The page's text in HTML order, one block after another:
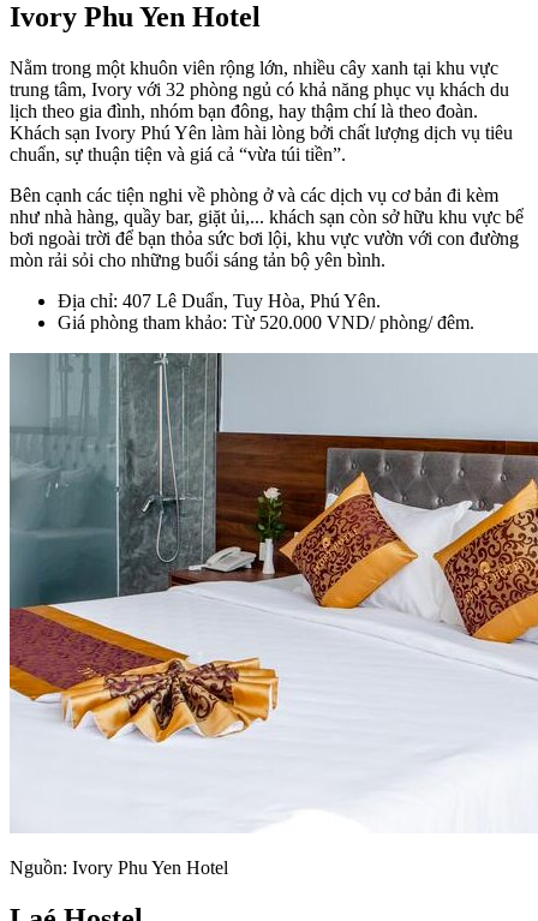
Ivory Phu Yen Hotel
Nằm trong một khuôn viên rộng lớn, nhiều cây xanh tại khu vực
trung tâm, Ivory với 32 phòng ngủ có khả năng phục vụ khách du
lịch theo gia đình, nhóm bạn đông, hay thậm chí là theo đoàn.
Khách sạn Ivory Phú Yên làm hài lòng bởi chất lượng dịch vụ tiêu
chuẩn, sự thuận tiện và giá cả “vừa túi tiền”.
Bên cạnh các tiện nghi về phòng ở và các dịch vụ cơ bản đi kèm
như nhà hàng, quầy bar, giặt ủi,... khách sạn còn sở hữu khu vực bể
bơi ngoài trời để bạn thỏa sức bơi lội, khu vực vườn với con đường
mòn rải sỏi cho những buổi sáng tản bộ yên bình.
Địa chỉ: 407 Lê Duẩn, Tuy Hòa, Phú Yên.
Giá phòng tham khảo: Từ 520.000 VND/ phòng/ đêm.
Nguồn: Ivory Phu Yen Hotel